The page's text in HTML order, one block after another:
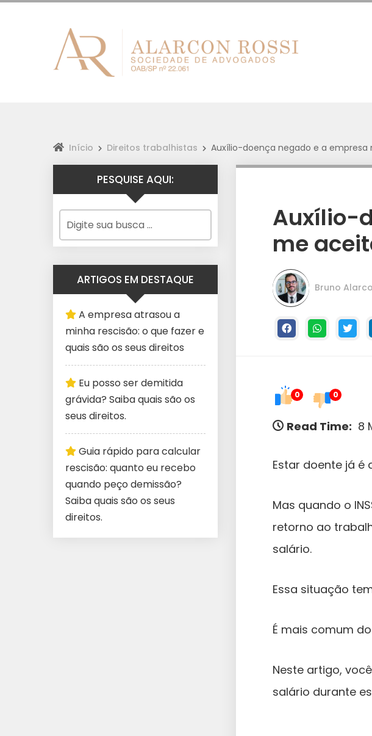
Início Direitos trabalhistas Auxílio-doença negado e a
Auxílio-
me
Bruno
0 0
Read Time: 8
Estar doente já é
Mas quando o
retorno ao
salário.
Essa situação
É mais comum
Neste artigo,
salário durante
PESQUISE AQUI:
ARTIGOS EM DESTAQUE
A empresa atrasou a
minha rescisão: o que fazer e
quais são os seus direitos
Eu posso ser demitida
grávida? Saiba quais são os
seus direitos.
Guia rápido para calcular
rescisão: quanto eu recebo
quando peço demissão?
Saiba quais são os seus
direitos.